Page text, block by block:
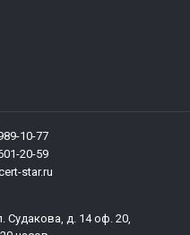
10-77
20-59
star.ru
д. 14 оф. 20,